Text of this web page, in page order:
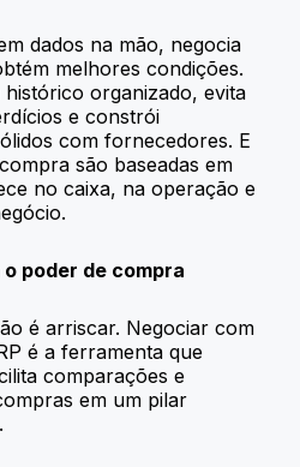
dados na mão, negocia
melhores condições.
organizado, evita
e constrói
com fornecedores. E
são baseadas em
no caixa, na operação e
poder de compra
é arriscar. Negociar com
é a ferramenta que
comparações e
em um pilar